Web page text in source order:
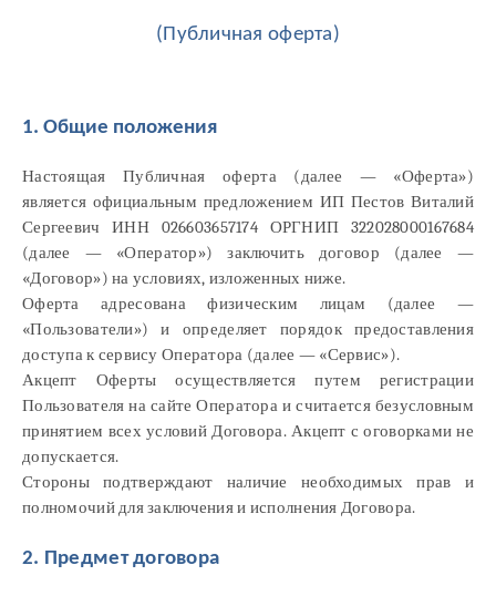
(Публичная оферта)
1. Общие положения
Настоящая Публичная оферта (далее — «Оферта»)
является официальным предложением ИП Пестов Виталий
Сергеевич ИНН 026603657174 ОРГНИП 322028000167684
(далее — «Оператор») заключить договор (далее —
«Договор») на условиях, изложенных ниже.
Оферта адресована физическим лицам (далее —
«Пользователи») и определяет порядок предоставления
доступа к сервису Оператора (далее — «Сервис»).
Акцепт Оферты осуществляется путем регистрации
Пользователя на сайте Оператора и считается безусловным
принятием всех условий Договора. Акцепт с оговорками не
допускается.
Стороны подтверждают наличие необходимых прав и
полномочий для заключения и исполнения Договора.
2. Предмет договора